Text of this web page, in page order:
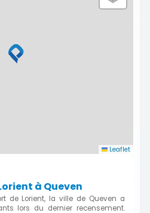
Leaflet
à Queven
de Lorient, la ville de Queven a
lors du dernier recensement.